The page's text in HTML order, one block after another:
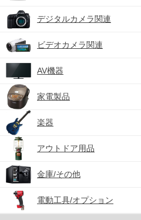
デジタルカメラ関連
ビデオカメラ関連
AV機器
家電製品
楽器
アウトドア用品
金庫/その他
電動工具/オプション